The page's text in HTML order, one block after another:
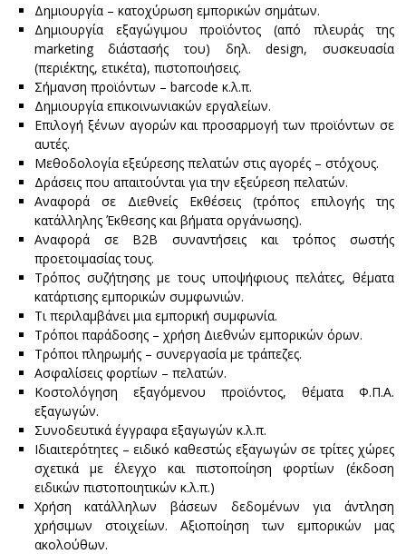
Δημιουργία – κατοχύρωση εμπορικών σημάτων.
Δημιουργία εξαγώγιμου προϊόντος (από πλευράς της
marketing διάστασής του) δηλ. design, συσκευασία
(περιέκτης, ετικέτα), πιστοποιήσεις.
Σήμανση προϊόντων – barcode κ.λ.π.
Δημιουργία επικοινωνιακών εργαλείων.
Επιλογή ξένων αγορών και προσαρμογή των προϊόντων σε
αυτές.
Μεθοδολογία εξεύρεσης πελατών στις αγορές – στόχους.
Δράσεις που απαιτούνται για την εξεύρεση πελατών.
Αναφορά σε Διεθνείς Εκθέσεις (τρόπος επιλογής της
κατάλληλης Έκθεσης και βήματα οργάνωσης).
Αναφορά σε Β2Β συναντήσεις και τρόπος σωστής
προετοιμασίας τους.
Τρόπος συζήτησης με τους υποψήφιους πελάτες, θέματα
κατάρτισης εμπορικών συμφωνιών.
Τι περιλαμβάνει μια εμπορική συμφωνία.
Τρόποι παράδοσης – χρήση Διεθνών εμπορικών όρων.
Τρόποι πληρωμής – συνεργασία με τράπεζες.
Ασφαλίσεις φορτίων – πελατών.
Κοστολόγηση εξαγόμενου προϊόντος, θέματα Φ.Π.Α.
εξαγωγών.
Συνοδευτικά έγγραφα εξαγωγών κ.λ.π.
Ιδιαιτερότητες – ειδικό καθεστώς εξαγωγών σε τρίτες χώρες
σχετικά με έλεγχο και πιστοποίηση φορτίων (έκδοση
ειδικών πιστοποιητικών κ.λ.π.)
Χρήση κατάλληλων βάσεων δεδομένων για άντληση
χρήσιμων στοιχείων. Αξιοποίηση των εμπορικών μας
ακολούθων.